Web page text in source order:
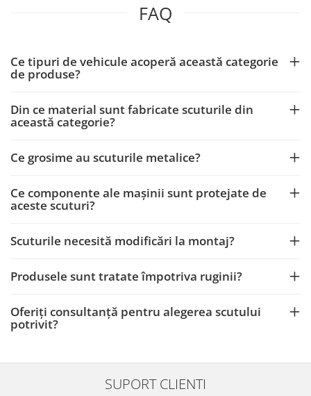
Carlige Plymouth
Carlige Porsche
Carlige Seat
Carlige SsangYong
Carlige Suzuki
Carlige Volkswagen
Carlige Volvo
FAQ
Ce tipuri de vehicule acoperă această categorie
de produse?
Din ce material sunt fabricate scuturile din
această categorie?
Ce grosime au scuturile metalice?
Ce componente ale mașinii sunt protejate de
aceste scuturi?
Scuturile necesită modificări la montaj?
Produsele sunt tratate împotriva ruginii?
Oferiți consultanță pentru alegerea scutului
potrivit?
SUPORT CLIENTI